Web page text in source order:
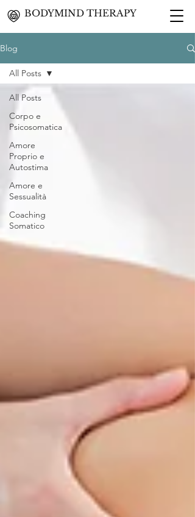
BODYMIND THERAPY
Blog
All Posts
Corpo e
Psicosomatica
Amore
Proprio e
Autostima
Amore e
Sessualità
Coaching
Somatico
All Posts